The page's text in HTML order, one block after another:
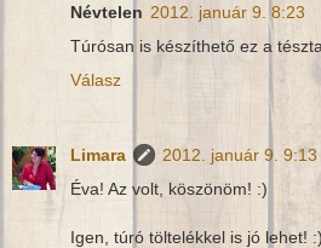
Névtelen 2012. január 9. 8:23
Túrósan is készíthető ez a
Válasz
Limara
2012. január 9. 9:13
Éva! Az volt, köszönöm! :)
Igen, túró töltelékkel is jó lehet! :)